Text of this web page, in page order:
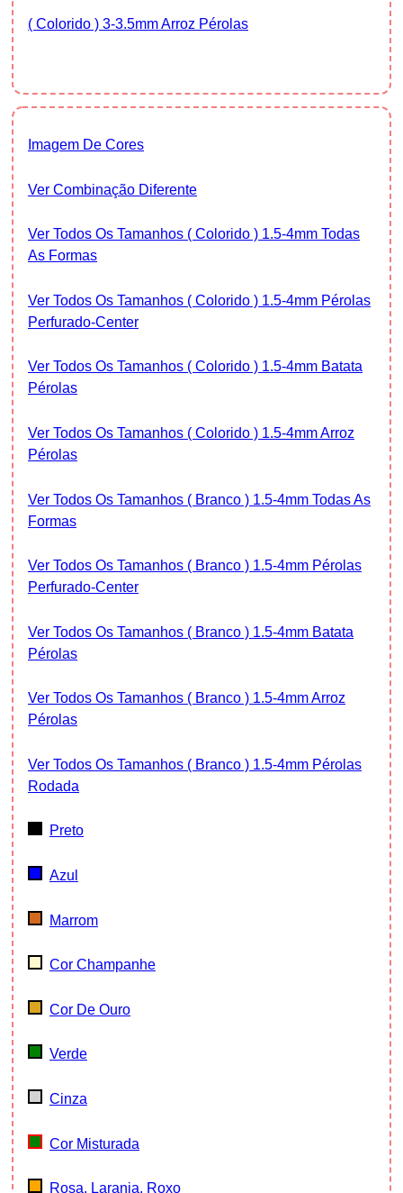
( Colorido ) 3-3.5mm Arroz Pérolas
Imagem De Cores
Ver Combinação Diferente
Ver Todos Os Tamanhos ( Colorido ) 1.5-4mm Todas
As Formas
Ver Todos Os Tamanhos ( Colorido ) 1.5-4mm Pérolas
Perfurado-Center
Ver Todos Os Tamanhos ( Colorido ) 1.5-4mm Batata
Pérolas
Ver Todos Os Tamanhos ( Colorido ) 1.5-4mm Arroz
Pérolas
Ver Todos Os Tamanhos ( Branco ) 1.5-4mm Todas As
Formas
Ver Todos Os Tamanhos ( Branco ) 1.5-4mm Pérolas
Perfurado-Center
Ver Todos Os Tamanhos ( Branco ) 1.5-4mm Batata
Pérolas
Ver Todos Os Tamanhos ( Branco ) 1.5-4mm Arroz
Pérolas
Ver Todos Os Tamanhos ( Branco ) 1.5-4mm Pérolas
Rodada
Preto
Azul
Marrom
Cor Champanhe
Cor De Ouro
Verde
Cinza
Cor Misturada
Rosa, Laranja, Roxo